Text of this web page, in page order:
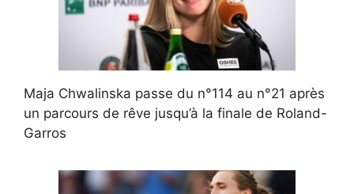
Maja Chwalinska passe du n°114 au n°21 après
un parcours de rêve jusqu’à la finale de Roland-
Garros